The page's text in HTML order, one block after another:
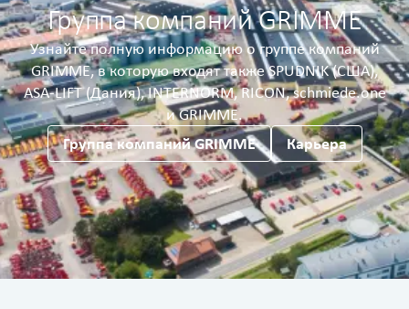
Группа компаний GRIMME
Узнайте полную информацию о группе компаний
GRIMME, в которую входят также SPUDNIK (США),
ASA-LIFT (Дания), INTERNORM, RICON, schmiede.one
и GRIMME.
Группа компаний GRIMME
Карьера